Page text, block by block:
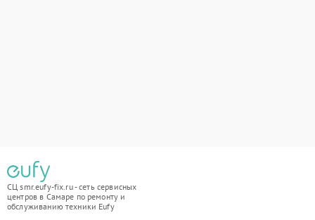
СЦ smr.eufy-fix.ru - сеть сервисных
центров в Самаре по ремонту и
обслуживанию техники Eufy